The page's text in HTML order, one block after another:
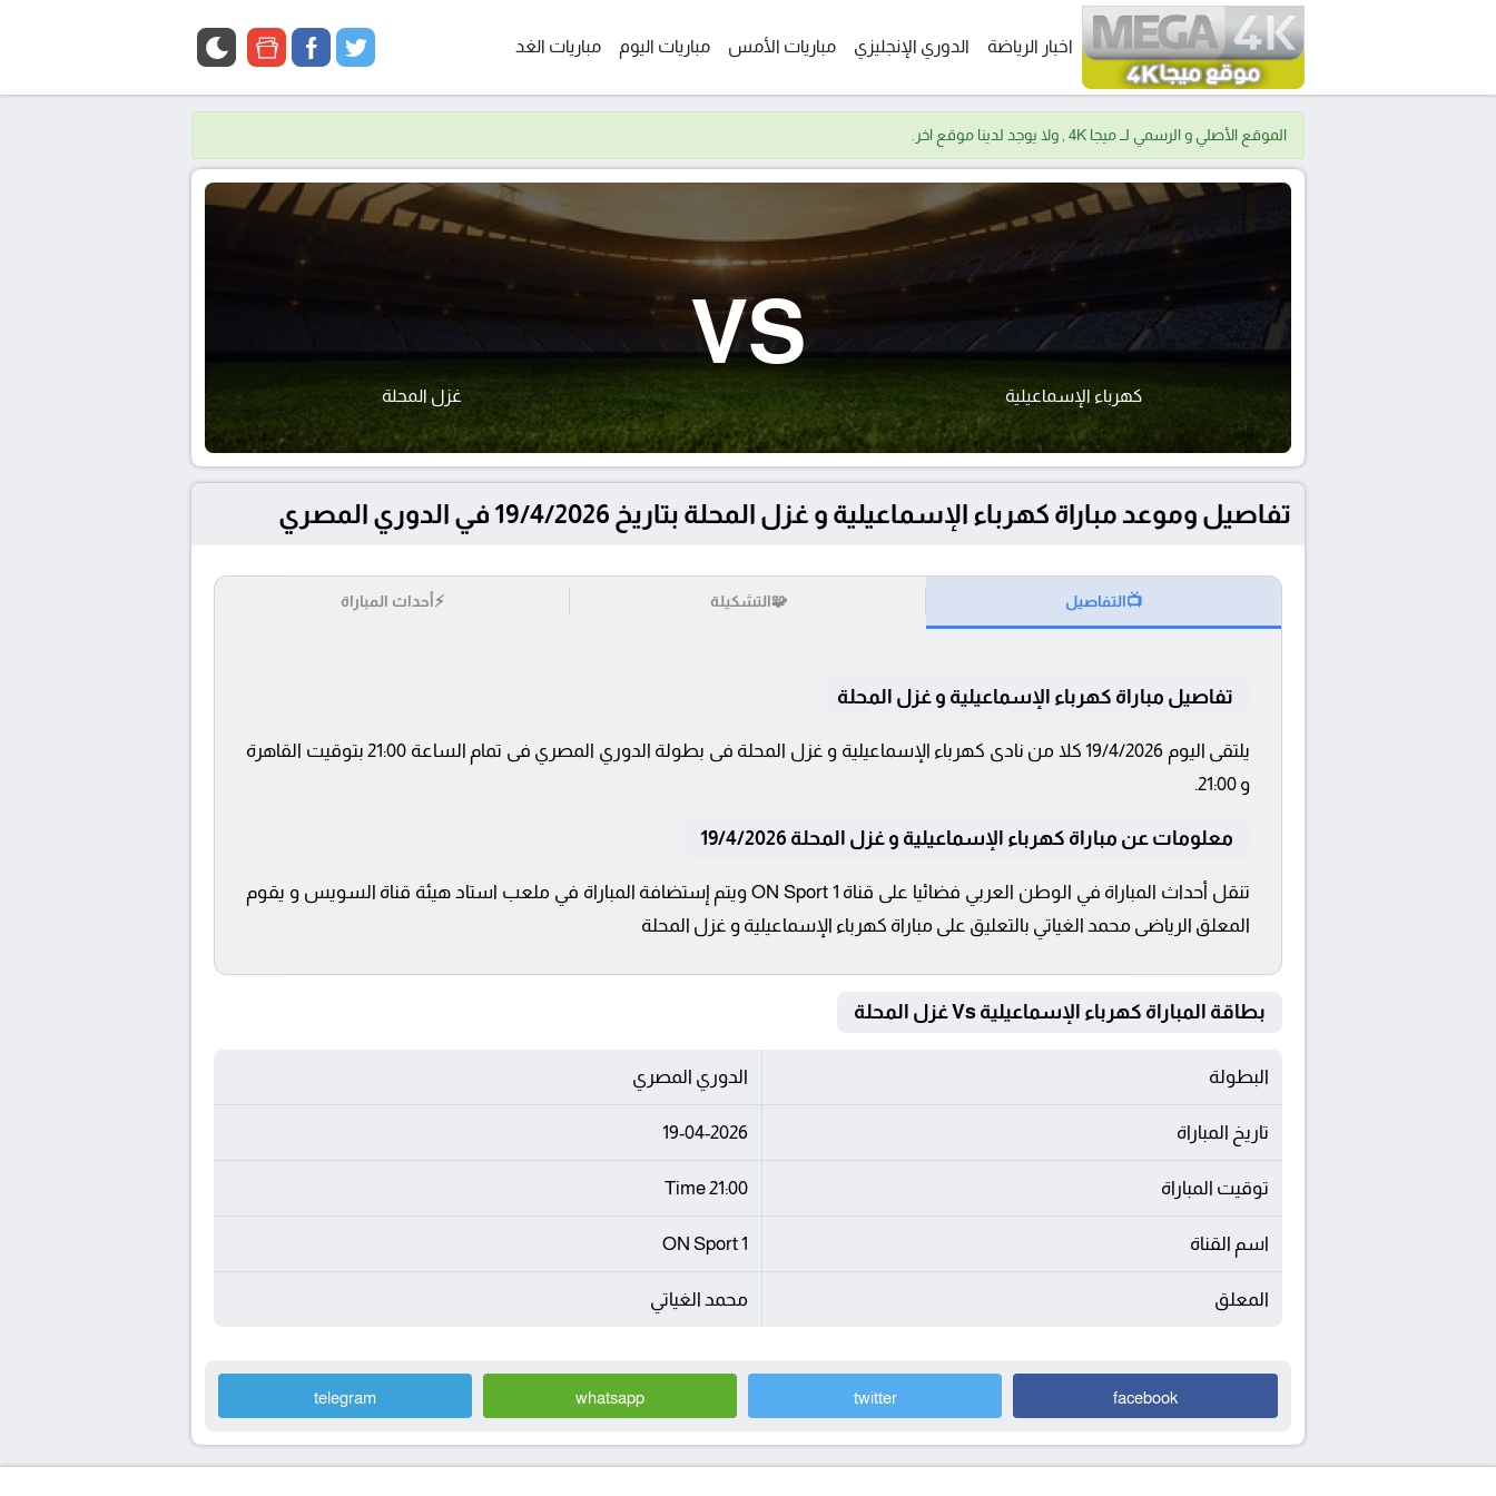
اخبار الرياضة الدوري الإنجليزي مباريات الأمس مباريات اليوم مباريات الغد twitter
facebook
google
الموقع الأصلي و الرسمي لــ ميجا 4K , ولا يوجد لدينا موقع اخر.
كهرباء الإسماعيلية
VS
غزل المحلة
تفاصيل وموعد مباراة كهرباء الإسماعيلية و غزل المحلة بتاريخ 19/4/2026 في الدوري المصري
📺التفاصيل 🧩التشكيلة ⚡أحداث المباراة
تفاصيل مباراة كهرباء الإسماعيلية و غزل المحلة
يلتقى اليوم 19/4/2026 كلا من نادى كهرباء الإسماعيلية و غزل المحلة فى بطولة الدوري المصري فى تمام الساعة 21:00 بتوقيت القاهرة
و 21:00.
معلومات عن مباراة كهرباء الإسماعيلية و غزل المحلة 19/4/2026
تنقل أحداث المباراة في الوطن العربي فضائيا على قناة ON Sport 1 ويتم إستضافة المباراة في ملعب استاد هيئة قناة السويس و يقوم
المعلق الرياضى محمد الغياتي بالتعليق على مباراة كهرباء الإسماعيلية و غزل المحلة
بطاقة المباراة كهرباء الإسماعيلية Vs غزل المحلة
البطولة الدوري المصري
تاريخ المباراة 19-04-2026
توقيت المباراة 21:00 Time
اسم القناة ON Sport 1
المعلق محمد الغياتي
facebook
twitter
whatsapp
telegram